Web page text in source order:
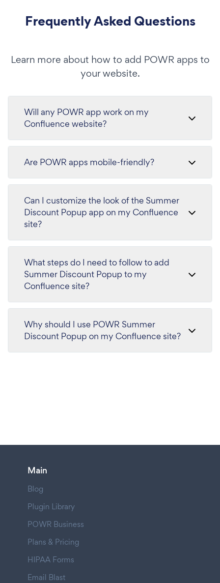
Frequently Asked Questions
Learn more about how to add POWR apps to
your website.
Will any POWR app work on my
Confluence website?
Are POWR apps mobile-friendly?
Can I customize the look of the Summer
Discount Popup app on my Confluence
site?
What steps do I need to follow to add
Summer Discount Popup to my
Confluence site?
Why should I use POWR Summer
Discount Popup on my Confluence site?
Main
Blog
Plugin Library
POWR Business
Plans & Pricing
HIPAA Forms
Email Blast